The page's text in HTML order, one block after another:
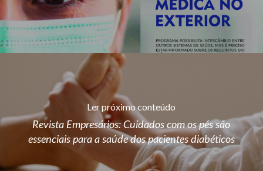
Ler próximo conteúdo
Revista Empresários: Cuidados com os pés são
essenciais para a saúde dos pacientes diabéticos